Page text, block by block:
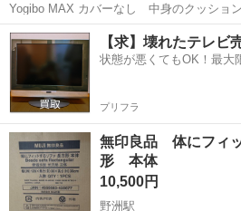
Yogibo MAX カバーなし 中身のクッション MAXですが、ビーズが少
ないので足してもらった方がいいです できるだけ早くとりにきてくれ
る方を優先させていただきます。 よろし
滋賀 東近江市 五箇荘駅 ソファ
【求】壊れたテレビ
状態が悪くてもOK！最大
プリフラ
無印良品 体にフィ
形 本体
10,500円
野洲駅